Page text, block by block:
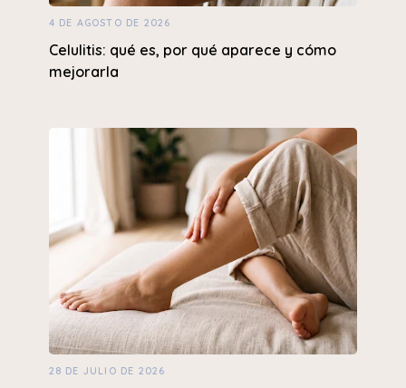
4 DE AGOSTO DE 2026
Celulitis: qué es, por qué aparece y cómo
mejorarla
28 DE JULIO DE 2026